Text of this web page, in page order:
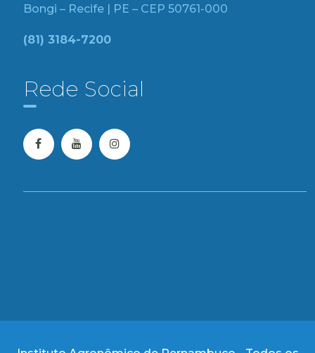
Bongi – Recife | PE – CEP 50761-000
(81) 3184-7200
Rede Social